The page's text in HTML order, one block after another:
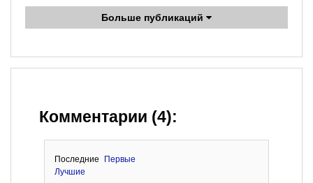
Больше публикаций
Комментарии (4):
Последние
Первые
Лучшие